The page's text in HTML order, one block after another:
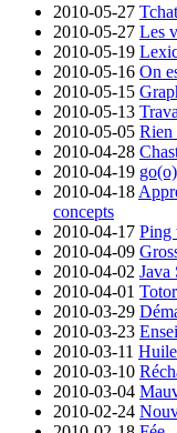
2010-05-27
2010-05-27 Les
2010-05-19
2010-05-16 On
2010-05-15
2010-05-13
2010-05-05 Rien
2010-04-28
2010-04-19
2010-04-18
concepts
2010-04-17 Ping
2010-04-09
2010-04-02 Java
2010-04-01
2010-03-29
2010-03-23
2010-03-11
2010-03-10
2010-03-04
2010-02-24